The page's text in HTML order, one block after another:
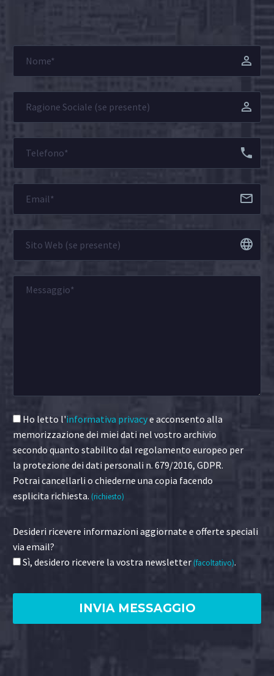
Ho letto l'informativa privacye acconsento alla
memorizzazione dei miei dati nel vostro archivio
secondo quanto stabilito dal regolamento europeo per
la protezione dei dati personali n. 679/2016, GDPR.
Potrai cancellarli o chiederne una copia facendo
esplicita richiesta. (richiesto)
Desideri ricevere informazioni aggiornate e offerte speciali
via email?
Sì, desidero ricevere la vostra newsletter(facoltativo).